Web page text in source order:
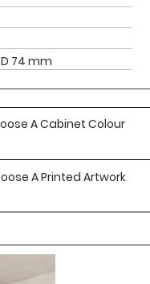
74 mm
A Cabinet Colour
A Printed Artwork